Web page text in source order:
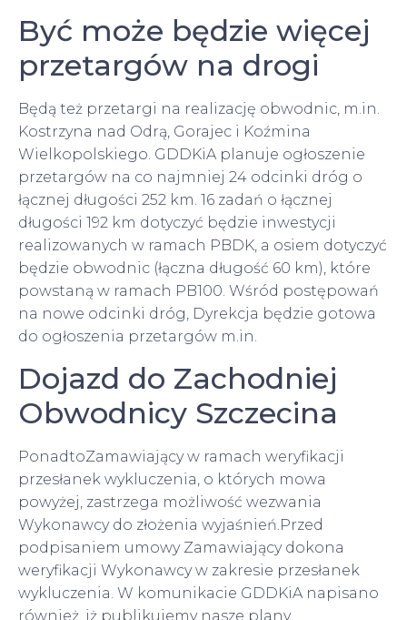
Być może będzie więcej
przetargów na drogi
Będą też przetargi na realizację obwodnic, m.in.
Kostrzyna nad Odrą, Gorajec i Koźmina
Wielkopolskiego. GDDKiA planuje ogłoszenie
przetargów na co najmniej 24 odcinki dróg o
łącznej długości 252 km. 16 zadań o łącznej
długości 192 km dotyczyć będzie inwestycji
realizowanych w ramach PBDK, a osiem dotyczyć
będzie obwodnic (łączna długość 60 km), które
powstaną w ramach PB100. Wśród postępowań
na nowe odcinki dróg, Dyrekcja będzie gotowa
do ogłoszenia przetargów m.in.
Dojazd do Zachodniej
Obwodnicy Szczecina
PonadtoZamawiający w ramach weryfikacji
przesłanek wykluczenia, o których mowa
powyżej, zastrzega możliwość wezwania
Wykonawcy do złożenia wyjaśnień.Przed
podpisaniem umowy Zamawiający dokona
weryfikacji Wykonawcy w zakresie przesłanek
wykluczenia. W komunikacie GDDKiA napisano
również, iż publikujemy nasze plany